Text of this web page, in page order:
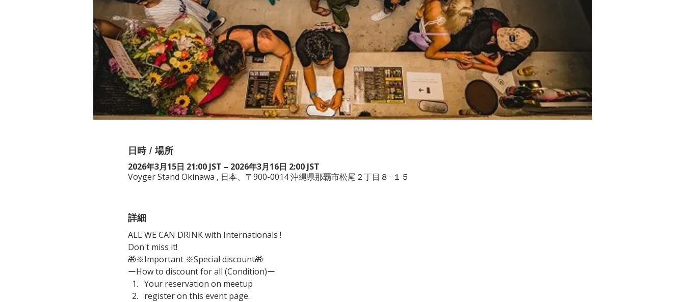
日時 / 場所
2026年3月15日 21:00 JST – 2026年3月16日 2:00 JST
Voyger Stand Okinawa , 日本、〒900-0014 沖縄県那覇市松尾２丁目８−１５
詳細
ALL WE CAN DRINK with Internationals !
Don't miss it!
🎁※Important ※Special discount🎁
ーHow to discount for all (Condition)ー
Your reservation on meetup
register on this event page.